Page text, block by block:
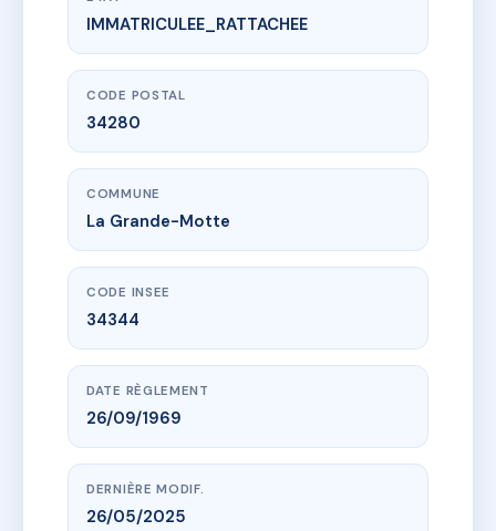
www.vme.plus/AA1942580
SYNDICAT SECONDAIRE CORMORAN BATIMENT B
22 r du port34280 La Grande-Motte
IMMATRICULEE_RATTACHEE
CODE POSTAL
34280
COMMUNE
La Grande-Motte
CODE INSEE
34344
DATE RÈGLEMENT
26/09/1969
DERNIÈRE MODIF.
26/05/2025